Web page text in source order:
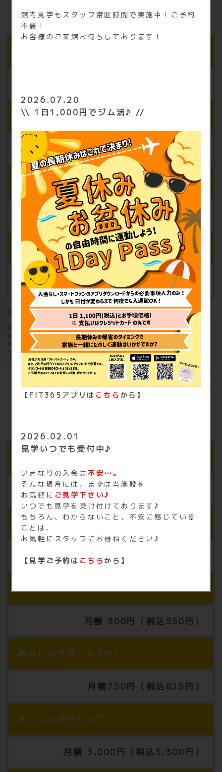
3,980円会員※2
月額 3,980円（税込4,378円）
会員カード発行料※3
5,000円（税込5,500円）
セキュリティ管理／施設メンテナンス料 ※4
年額 4,980円（税込5,478円）
※1：登録店舗以外のご利用には、別途相互利用の契約が必要になります
家族会員の登録は出来ません
※2：登録店舗以外のご利用には、別途相互利用の契約が必要になりま
す。
※3：入会時のみお支払いが必要となります。
※4：ご利用開始月より3ヶ月目にかかります。その後1年ごとに施設メ
ンテナンス料が毎年発生します。
オプション料金
※5
月額 500円（税込550円）
レディースエリア ※6
月額 500円（税込550円）
あんしんサポート
月額 500円（税込550円）
あんしんサポートVIP ※7
月額750円（税込825円）
タンニングマシン ※7
月額 3,000円（税込3,300円）
館内見学もスタッフ常駐時間で実施中！ご予約
不要！
お客様のご来館お待ちしております！
2026.07.20
\\ 1日1,000円でジム活♪ //
【FIT365アプリは こちら から】
2026.02.01
見学いつでも受付中♪
いきなりの入会は 不安…。
そんな場合には、まずは当施設を
お気軽に ご見学下さい♪
いつでも見学を受け付けております♪
もちろん、わからないこと、不安に感じている
ことは、
お気軽にスタッフにお尋ねください♪
【見学ご予約は こちら から】